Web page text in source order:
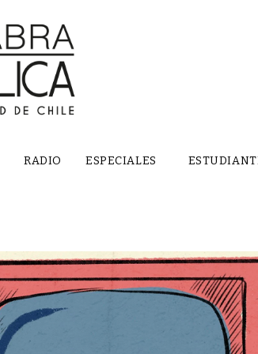
RADIO ESPECIALES